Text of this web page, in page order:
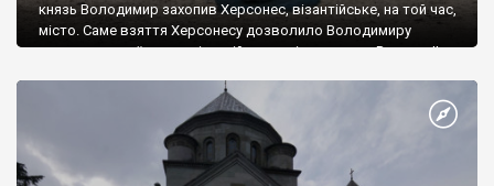
князь Володимир захопив Херсонес, візантійське, на той час,
місто. Саме взяття Херсонесу дозволило Володимиру
диктувати свої умови візантійському імператору Василю ІІ, та
Херсонесі Володимир-язичник, став Василем-християнином.
А потім було Хрещення Русі. На честь Херсонесу Таврійського